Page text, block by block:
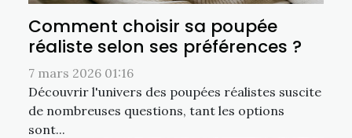
Comment choisir sa poupée
réaliste selon ses préférences ?
7 mars 2026 01:16
Découvrir l'univers des poupées réalistes suscite
de nombreuses questions, tant les options
sont...